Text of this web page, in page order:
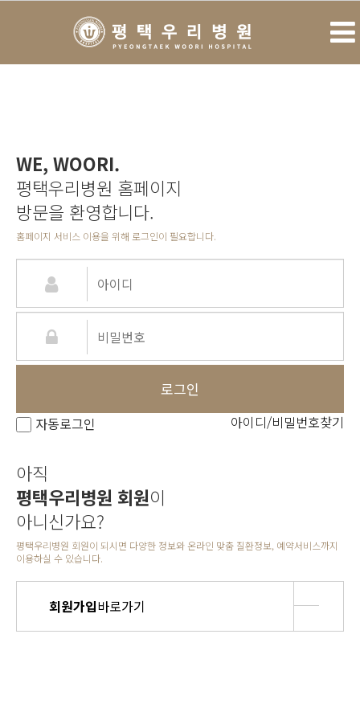
WE, WOORI.
평택우리병원 홈페이지
방문을 환영합니다.
홈페이지 서비스 이용을 위해 로그인이 필요합니다.
로그인
자동로그인 아이디/비밀번호찾기
아직
평택우리병원 회원이
아니신가요?
평택우리병원 회원이 되시면 다양한 정보와 온라인 맞춤 질환정보, 예약서비스까지
이용하실 수 있습니다.
회원가입바로가기